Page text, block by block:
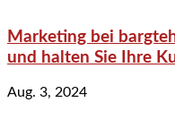
Marketing bei
und halten Sie Ihre
Aug. 3, 2024